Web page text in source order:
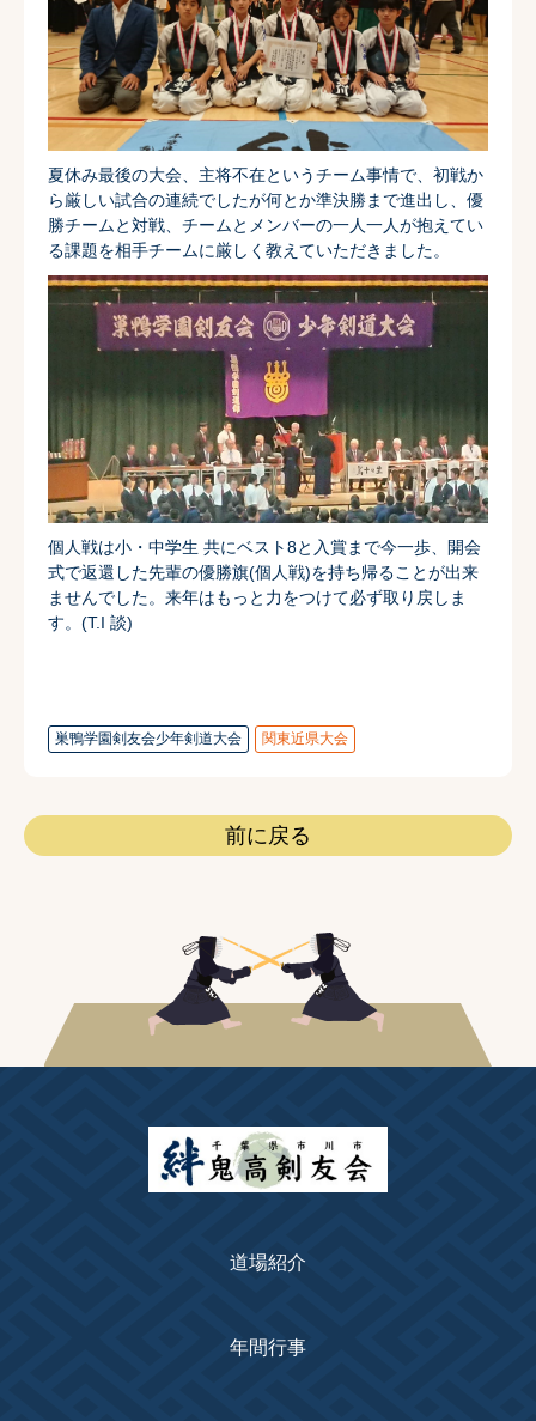
夏休み最後の大会、主将不在というチーム事情で、初戦か
ら厳しい試合の連続でしたが何とか準決勝まで進出し、優
勝チームと対戦、チームとメンバーの一人一人が抱えてい
る課題を相手チームに厳しく教えていただきました。
個人戦は小・中学生 共にベスト8と入賞まで今一歩、開会
式で返還した先輩の優勝旗(個人戦)を持ち帰ることが出来
ませんでした。来年はもっと力をつけて必ず取り戻しま
す。(T.I 談)
巣鴨学園剣友会少年剣道大会 関東近県大会
前に戻る
道場紹介
年間行事